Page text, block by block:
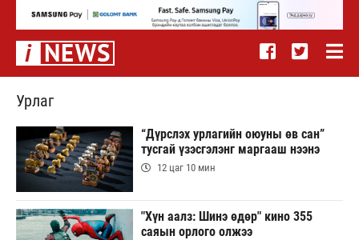
Урлаг
“Дүрслэх урлагийн оюуны өв сан”
тусгай үзэсгэлэнг маргааш нээнэ
12 цаг 10 мин
"Хүн аалз: Шинэ өдөр" кино 355
саяын орлого олжээ